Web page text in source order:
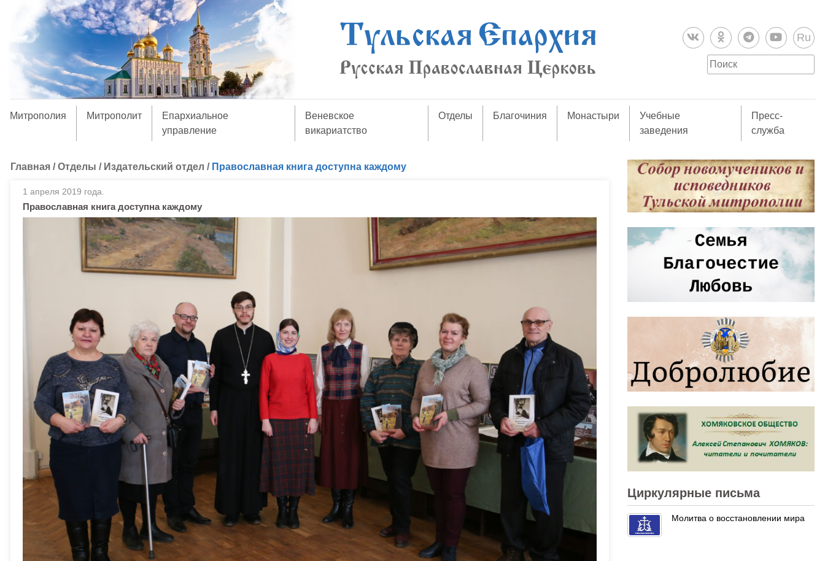
Ru
Митрополия Митрополит
Епархиальное
управление
Веневское
викариатство
Отделы Благочиния Монастыри
Учебные
заведения
Пресс-
служба
Главная /Отделы / Издательский отдел / Православная книга доступна каждому
1 апреля 2019 года.
Православная книга доступна каждому
Циркулярные письма
Молитва о восстановлении мира